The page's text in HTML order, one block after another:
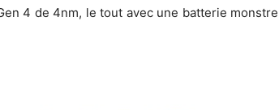
4 de 4nm, le tout avec une batterie monstre